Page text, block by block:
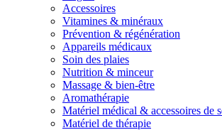
Accessoires
Vitamines & minéraux
Prévention & régénération
Appareils médicaux
Soin des plaies
Nutrition & minceur
Massage & bien-être
Aromathérapie
Matériel médical & accessoires de
Matériel de thérapie